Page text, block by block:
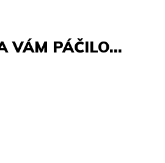
VÁM PÁČILO…